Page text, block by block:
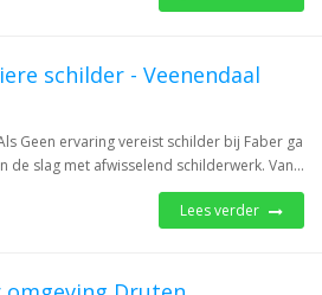
schilder - Veenendaal
Geen ervaring vereist schilder bij Faber ga
de slag met afwisselend schilderwerk. Van...
Lees verder